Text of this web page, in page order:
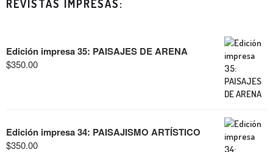
REVISTAS IMPRESAS:
Edición impresa 35: PAISAJES DE ARENA
$350.00
Edición impresa 34: PAISAJISMO ARTÍSTICO
$350.00